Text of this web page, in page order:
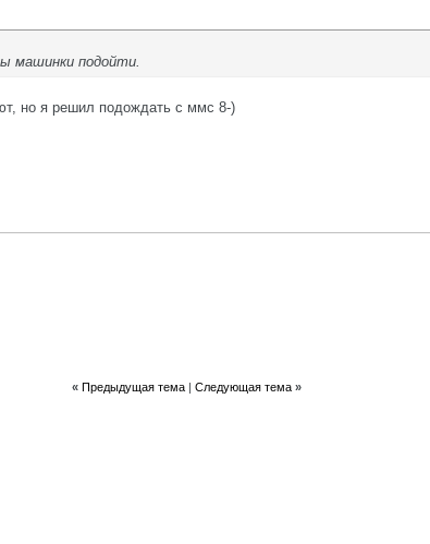
машинки подойти.
но я решил подождать с ммс 8-)
« Предыдущая тема| Следующая тема »